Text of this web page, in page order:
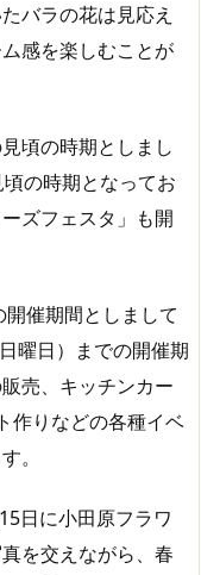
バラの花は見応え
感を楽しむことが
頃の時期としまし
の時期となってお
ズフェスタ」も開
催期間としまして
曜日）までの開催期
売、キッチンカー
作りなどの各種イベ
。
日に小田原フラワ
を交えながら、春